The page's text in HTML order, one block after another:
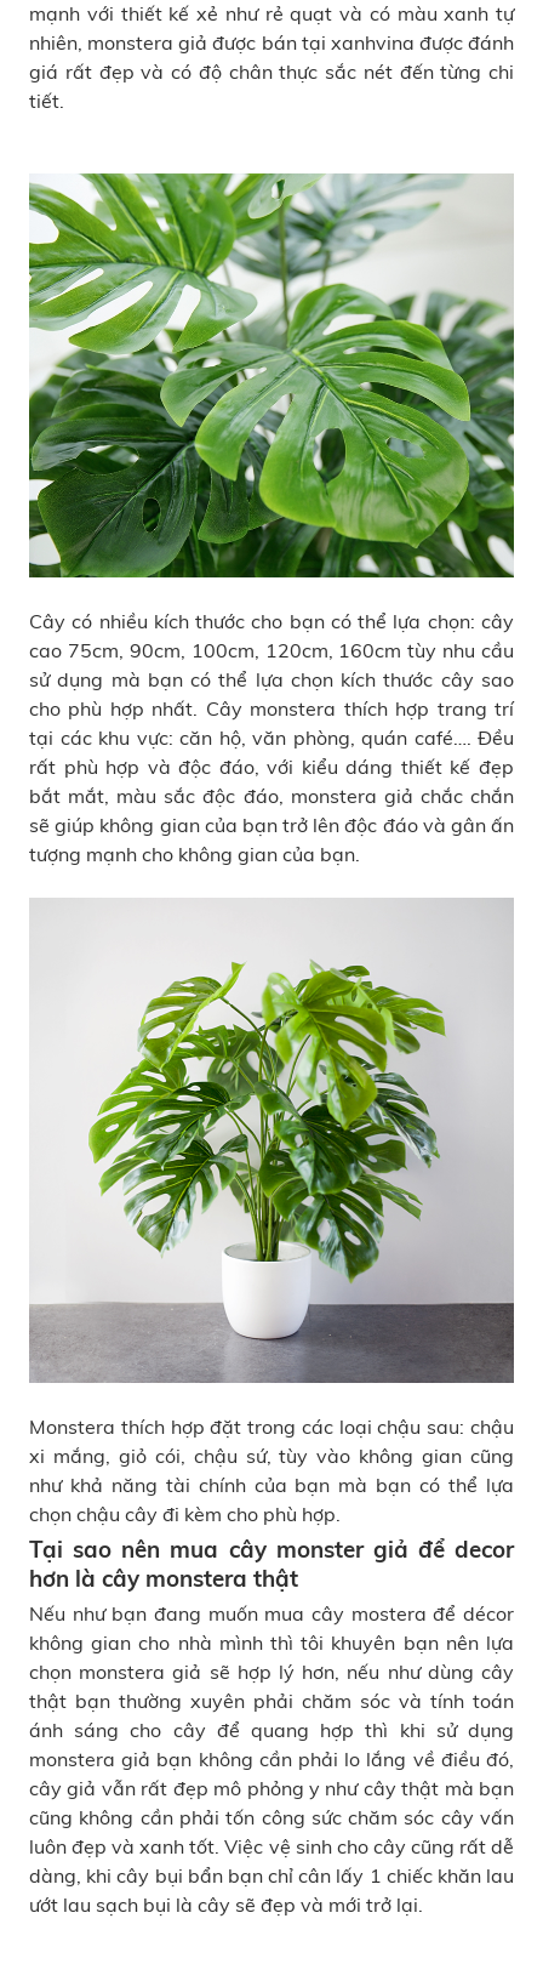
mạnh với thiết kế xẻ như rẻ quạt và có màu xanh tự
nhiên, monstera giả được bán tại xanhvina được đánh
giá rất đẹp và có độ chân thực sắc nét đến từng chi
tiết.
Cây có nhiều kích thước cho bạn có thể lựa chọn: cây
cao 75cm, 90cm, 100cm, 120cm, 160cm tùy nhu cầu
sử dụng mà bạn có thể lựa chọn kích thước cây sao
cho phù hợp nhất. Cây monstera thích hợp trang trí
tại các khu vực: căn hộ, văn phòng, quán café…. Đều
rất phù hợp và độc đáo, với kiểu dáng thiết kế đẹp
bắt mắt, màu sắc độc đáo, monstera giả chắc chắn
sẽ giúp không gian của bạn trở lên độc đáo và gân ấn
tượng mạnh cho không gian của bạn.
Monstera thích hợp đặt trong các loại chậu sau: chậu
xi mắng, giỏ cói, chậu sứ, tùy vào không gian cũng
như khả năng tài chính của bạn mà bạn có thể lựa
chọn chậu cây đi kèm cho phù hợp.
Tại sao nên mua cây monster giả để decor
hơn là cây monstera thật
Nếu như bạn đang muốn mua cây mostera để décor
không gian cho nhà mình thì tôi khuyên bạn nên lựa
chọn monstera giả sẽ hợp lý hơn, nếu như dùng cây
thật bạn thường xuyên phải chăm sóc và tính toán
ánh sáng cho cây để quang hợp thì khi sử dụng
monstera giả bạn không cần phải lo lắng về điều đó,
cây giả vẫn rất đẹp mô phỏng y như cây thật mà bạn
cũng không cần phải tốn công sức chăm sóc cây vấn
luôn đẹp và xanh tốt. Việc vệ sinh cho cây cũng rất dễ
dàng, khi cây bụi bẩn bạn chỉ cân lấy 1 chiếc khăn lau
ướt lau sạch bụi là cây sẽ đẹp và mới trở lại.